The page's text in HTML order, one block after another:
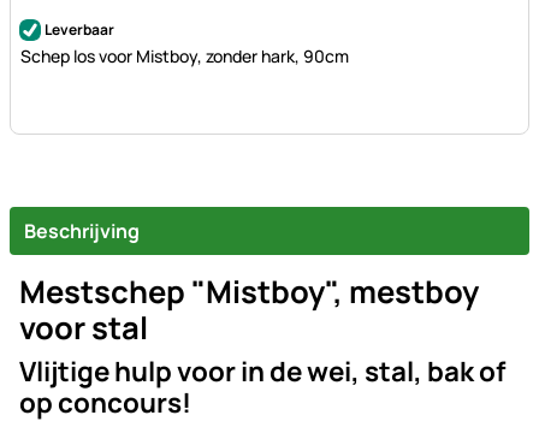
Nog geen beoordelingen geplaatst
Leverbaar
Schep los voor Mistboy, zonder hark, 90cm
Beschrijving
Mestschep "Mistboy", mestboy
voor stal
Vlijtige hulp voor in de wei, stal, bak of
op concours!